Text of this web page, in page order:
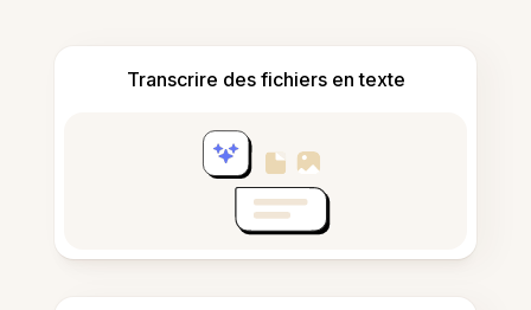
Transcrire des fichiers en texte